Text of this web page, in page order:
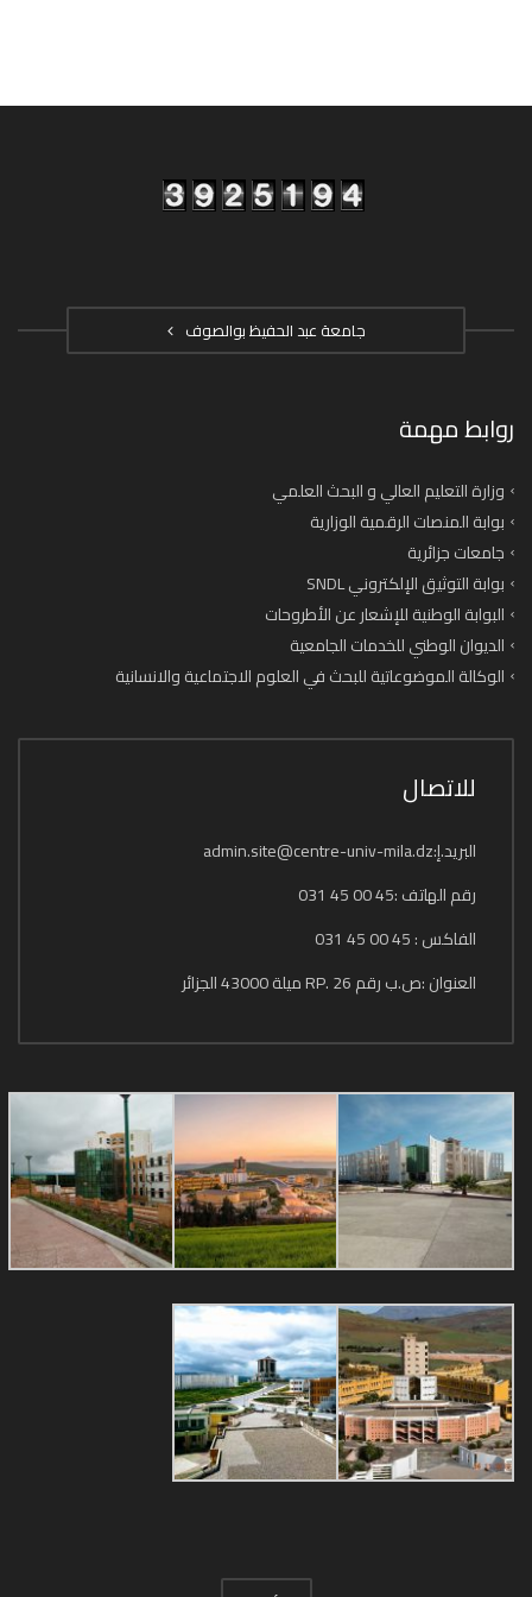
جامعة عبد الحفيظ بوالصوف
روابط مهمة
وزارة التعليم العالي و البحث العلمي
بوابة المنصات الرقمية الوزارية
جامعات جزائرية
بوابة التوثيق الإلكتروني SNDL
البوابة الوطنية للإشعار عن الأطروحات
الديوان الوطني للخدمات الجامعية
الوكالة الموضوعاتية للبحث في العلوم الاجتماعية والانسانية
للاتصال
البريد.إ:admin.site@centre-univ-mila.dz
رقم الهاتف :45 00 45 031
الفاكس : 45 00 45 031
العنوان :ص.ب رقم 26 .RP ميلة 43000 الجزائر